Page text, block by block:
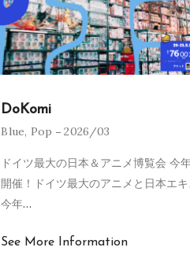
DoKomi
Blue, Pop 2026/03
ドイツ最大の日本＆アニメ博覧会 今
開催！ドイツ最大のアニメと日本エ
今年…
See More Information